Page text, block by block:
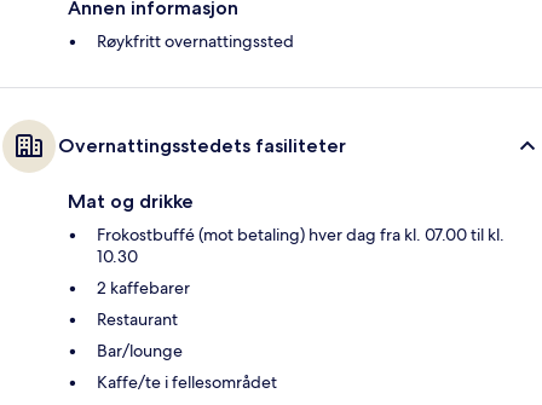
Annen informasjon
Røykfritt overnattingssted
Overnattingsstedets fasiliteter
Mat og drikke
Frokostbuffé (mot betaling) hver dag fra kl. 07.00 til kl.
10.30
2 kaffebarer
Restaurant
Bar/lounge
Kaffe/te i fellesområdet